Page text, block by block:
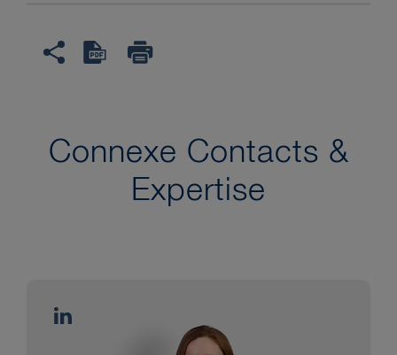
Connexe Contacts &
Expertise